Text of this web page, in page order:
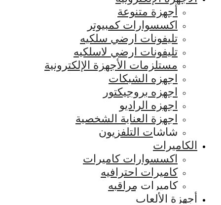
أجهزة متنوعة
اكسسوارات كمبيوتر
تليفونات ارضي سلكيه
تليفونات ارضي لاسلكيه
مستلزمات الأجهزة الإلكترونية
اجهزه الشبكات
اجهزه بروجيكتور
اجهزه الراديو
اجهزة العناية الشخصية
شاشات التلفزيون
الكاميرات
اكسسوارات كاميرات
كاميرات احترافيه
كاميرات مراقبه
أجهزة الألعاب